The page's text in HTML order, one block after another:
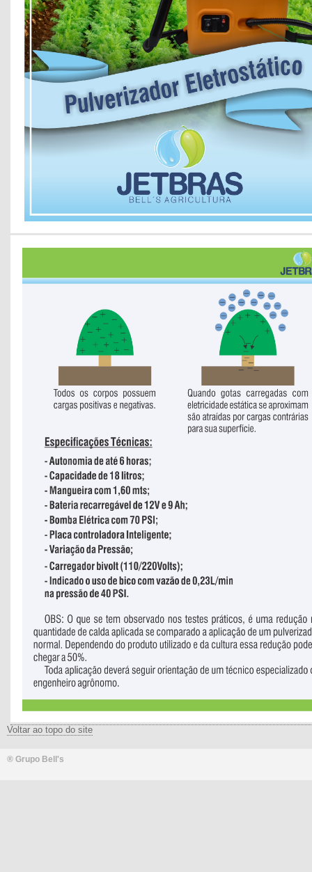
Voltar ao topo do site
® Grupo Bell's